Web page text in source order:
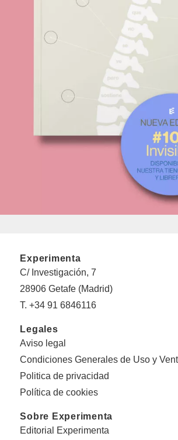
Experimenta
C/ Investigación, 7
28906 Getafe (Madrid)
T. +34 91 6846116
Legales
Aviso legal
Condiciones Generales de Uso y
Politica de privacidad
Política de cookies
Sobre Experimenta
Editorial Experimenta